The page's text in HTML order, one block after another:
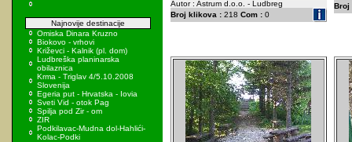
Najnovije destinacije
Omiska Dinara Kruzno
Biokovo - vrhovi
Križevci - Kalnik (pl. dom)
Ludbreška planinarska
obilaznica
Krma - Triglav 4/5.10.2008
Slovenija
Egeria put - Hrvatska - Iovia
Sveti Vid - otok Pag
Spilja pod Zir - om
ZIR
Podkilavac-Mudna dol-Hahlići-
Kolac-Podki
Autor : Astrum d.o.o. - Ludbreg
Broj klikova :218 Com :0
Broj